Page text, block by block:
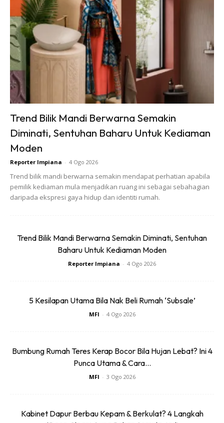
SHOPEE MY
Baseus BH1 Lite
80H Playtime
Wireless
Headphone
Bluetoo...
RM80.5
Buy Now
SHOPEE MY
Amgras Stroller
Baby Portable Mini
Fan Rechargeable
9 L...
RM101.47 RM58.4
Buy Now
❮ 1/ 5 ❯
LANTAI
memberi idea reka bentuk yang diinginkan dan serahkan
So nampak effect mewah sikit .
Trend Bilik Mandi Berwarna Semakin
Diminati, Sentuhan Baharu Untuk Kediaman
Moden
Reporter Impiana - 4 Ogo 2026
Trend bilik mandi berwarna semakin mendapat perhatian apabila
pemilik kediaman mula menjadikan ruang ini sebagai sebahagian
daripada ekspresi gaya hidup dan identiti rumah.
Trend Bilik Mandi Berwarna Semakin Diminati, Sentuhan
Baharu Untuk Kediaman Moden
Reporter Impiana - 4 Ogo 2026
5 Kesilapan Utama Bila Nak Beli Rumah ‘Subsale’
MFI - 4 Ogo 2026
Bumbung Rumah Teres Kerap Bocor Bila Hujan Lebat? Ini 4
Punca Utama & Cara...
MFI - 3 Ogo 2026
Kabinet Dapur Berbau Kepam & Berkulat? 4 Langkah